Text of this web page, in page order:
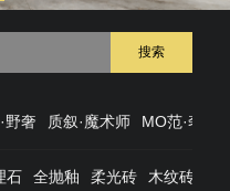
搜索
野奢 质叙·魔术师 MO范·奢石
石 全抛釉 柔光砖 木纹砖